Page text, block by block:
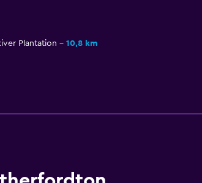
Plantation
10,8 km